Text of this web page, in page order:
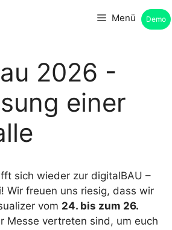
Demo
Menü
2026 -
einer
sich wieder zur digitalBAU –
Wir freuen uns riesig, dass wir
vom 24. bis zum 26.
Messe vertreten sind, um euch